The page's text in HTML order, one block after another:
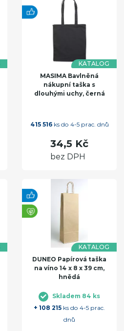
KATALOG
MASIMA Bavlněná
nákupní taška s
dlouhými uchy, černá
415 516ks do 4-5 prac. dnů
34,5 Kč
bez DPH
KATALOG
DUNEO Papírová taška
na víno 14 x 8 x 39 cm,
hnědá
Skladem 84 ks
+ 108 215 ks do 4-5 prac.
dnů